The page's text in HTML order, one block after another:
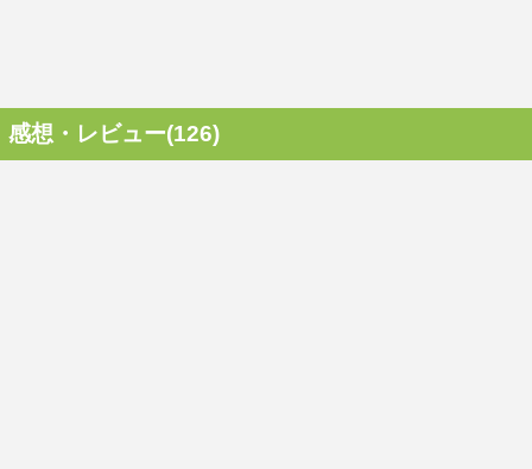
感想・レビュー(126)